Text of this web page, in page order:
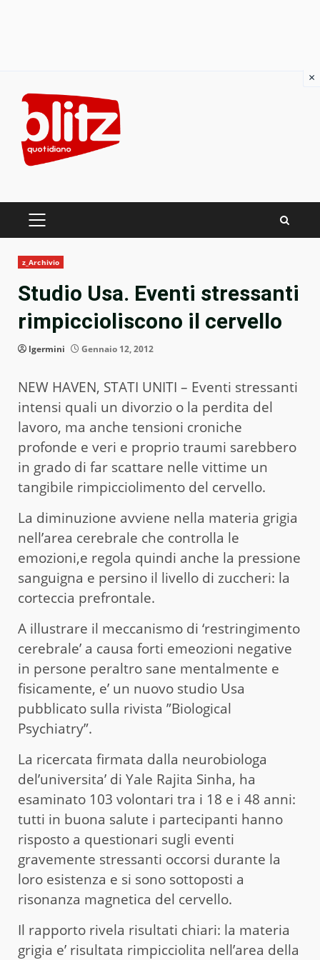
content
PRIMARY
z_Archivio
Studio Usa. Eventi stressanti
rimpiccioliscono il cervello
lgermini Gennaio 12, 2012
NEW HAVEN, STATI UNITI – Eventi stressanti
intensi quali un divorzio o la perdita del
lavoro, ma anche tensioni croniche
profonde e veri e proprio traumi sarebbero
in grado di far scattare nelle vittime un
tangibile rimpicciolimento del cervello.
La diminuzione avviene nella materia grigia
nell’area cerebrale che controlla le
emozioni,e regola quindi anche la pressione
sanguigna e persino il livello di zuccheri: la
corteccia prefrontale.
A illustrare il meccanismo di ‘restringimento
cerebrale’ a causa forti emeozioni negative
in persone peraltro sane mentalmente e
fisicamente, e’ un nuovo studio Usa
pubblicato sulla rivista ”Biological
Psychiatry”.
La ricercata firmata dalla neurobiologa
del’universita’ di Yale Rajita Sinha, ha
esaminato 103 volontari tra i 18 e i 48 anni:
tutti in buona salute i partecipanti hanno
risposto a questionari sugli eventi
gravemente stressanti occorsi durante la
loro esistenza e si sono sottoposti a
risonanza magnetica del cervello.
Il rapporto rivela risultati chiari: la materia
grigia e’ risultata rimpicciolita nell’area della
×